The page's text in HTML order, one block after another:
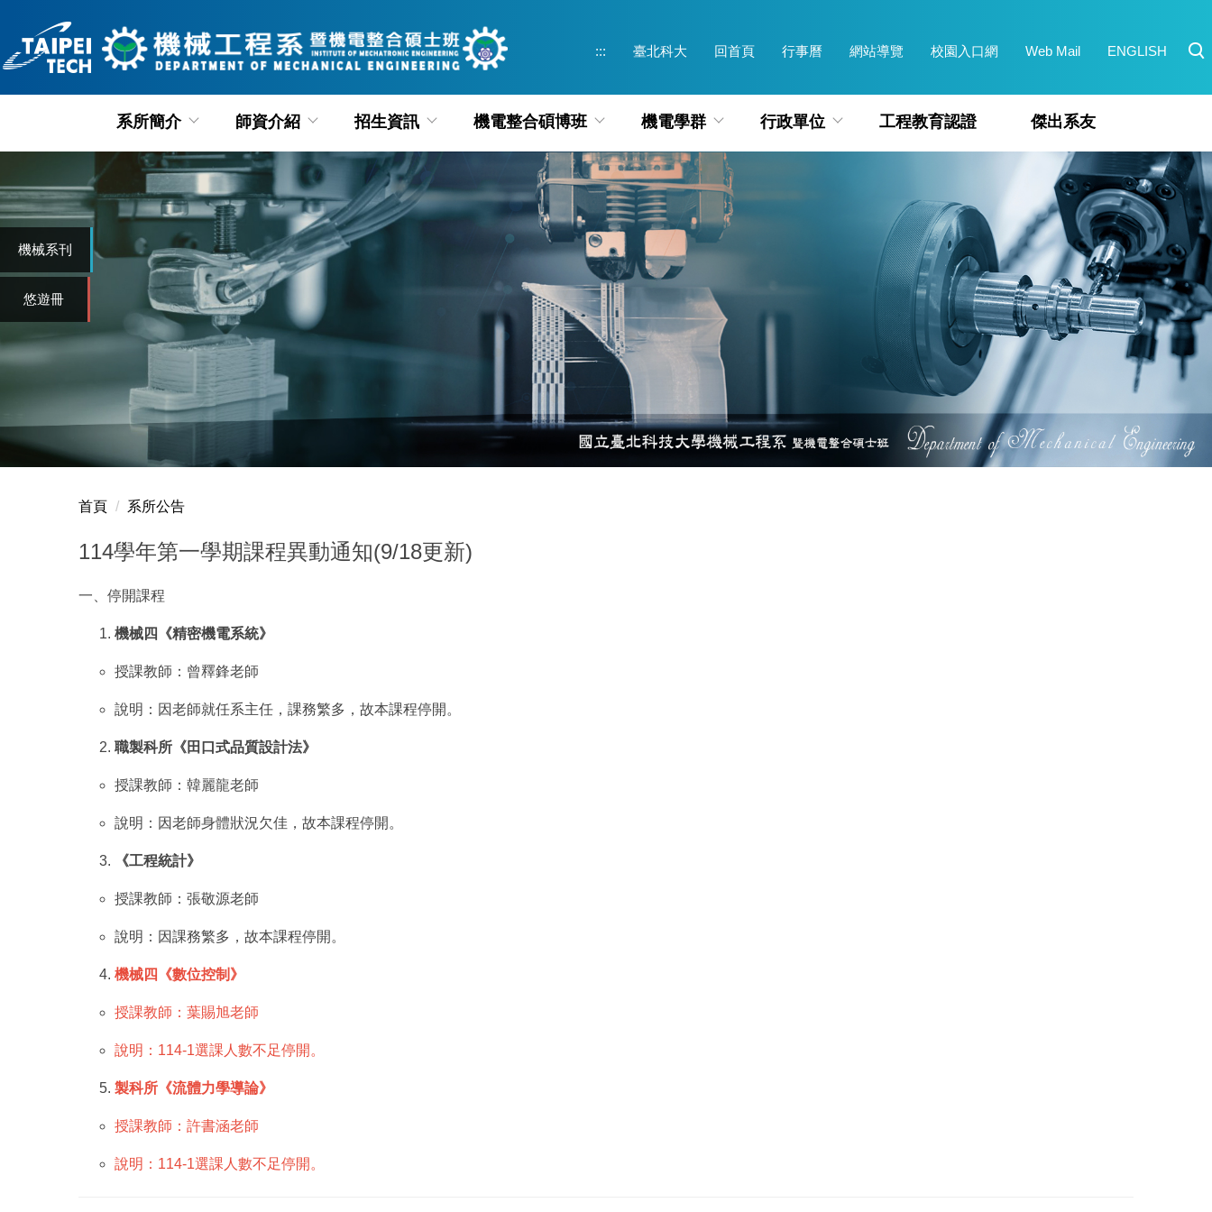
到
主
機械系刊
悠遊冊
::: 臺北科大 回首頁 行事曆 網站導覽 校園入口網 Web Mail ENGLISH
系所簡介 師資介紹 招生資訊 機電整合碩博班 機電學群 行政單位 工程教育認證 傑出系友
首頁 系所公告
114學年第一學期課程異動通知(9/18更新)
一、停開課程
機械四《精密機電系統》
授課教師：曾釋鋒老師
說明：因老師就任系主任，課務繁多，故本課程停開。
職製科所《田口式品質設計法》
授課教師：韓麗龍老師
說明：因老師身體狀況欠佳，故本課程停開。
《工程統計》
授課教師：張敬源老師
說明：因課務繁多，故本課程停開。
機械四《數位控制》
授課教師：葉賜旭老師
說明：114-1選課人數不足停開。
製科所《流體力學導論》
授課教師：許書涵老師
說明：114-1選課人數不足停開。